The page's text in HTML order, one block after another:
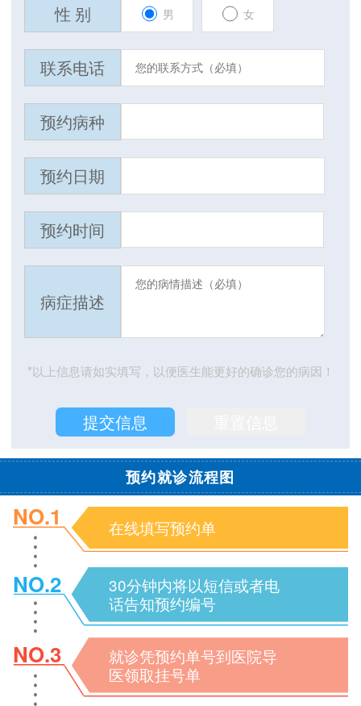
性 别 男 女
联系电话
预约病种
预约日期
预约时间
病症描述
*以上信息请如实填写，以便医生能更好的确诊您的病因！
预约就诊流程图
NO.1 在线填写预约单
NO.2
30分钟内将以短信或者电
话告知预约编号
NO.3
就诊凭预约单号到医院导
医领取挂号单